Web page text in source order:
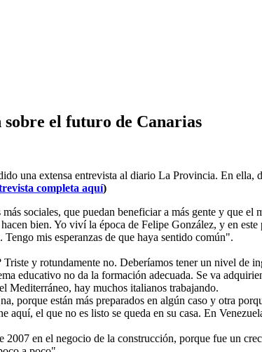
sobre el futuro de Canarias
una extensa entrevista al diario La Provincia. En
completa aquí)
sociales, que puedan beneficiar a más gente y que
bien. Yo viví la época de Felipe González, y en
mis esperanzas de que haya sentido común".
Triste y rotundamente no. Deberíamos tener un nivel
educativo no da la formación adecuada. Se va
Mediterráneo, hay muchos italianos trabajando.
porque están más preparados en algún caso y otra
aquí, el que no es listo se queda en su casa. En
2007 en el negocio de la construcción, porque fue un